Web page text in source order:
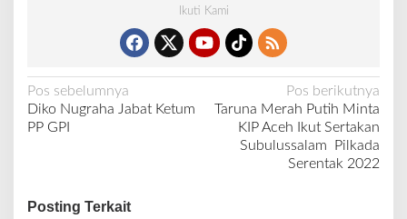
Ikuti Kami
N
a
g
Pos sebelumnya
Diko Nugraha Jabat Ketum
PP GPI
Pos berikutnya
Taruna Merah Putih Minta
KIP Aceh Ikut Sertakan
Subulussalam Pilkada
Serentak 2022
Posting Terkait